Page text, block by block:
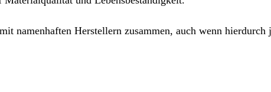
namenhaften Herstellern zusammen, auch wenn